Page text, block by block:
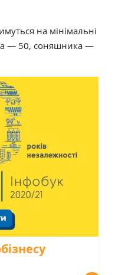
на мінімальні
— 50, соняшника —